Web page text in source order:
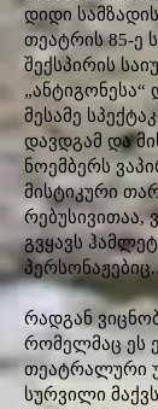
დიდი
თეატრის 85-ე
შექსპირის
„ანტიგონესა“
მესამე
დავდგამ და
ნოემბერს
მისტიკური
რებუსივითაა,
გვყავს
რადგან
რომელმაც ეს
თეატრალური
სურვილი